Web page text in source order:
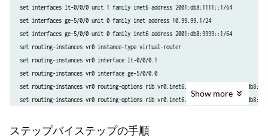
set interfaces lt-0/0/0 unit 1 family inet6 address 2001:db8:1111::1/64
set interfaces ge-5/0/0 unit 0 family inet address 10.99.99.1/24
set interfaces ge-5/0/0 unit 0 family inet6 address 2001:db8:9999::1/64
set routing-instances vr0 instance-type virtual-router
set routing-instances vr0 interface lt-0/0/0.1
set routing-instances vr0 interface ge-5/0/0.0
set routing-instances vr0 routing-options rib vr0.inet6.0 static route
set routing-instances vr0 routing-options rib vr0.inet6.0 static route
set routing-instances vr0 routing-options static route 192.168.7.0/24 next-hop
Show more
ステップバイステップの手順